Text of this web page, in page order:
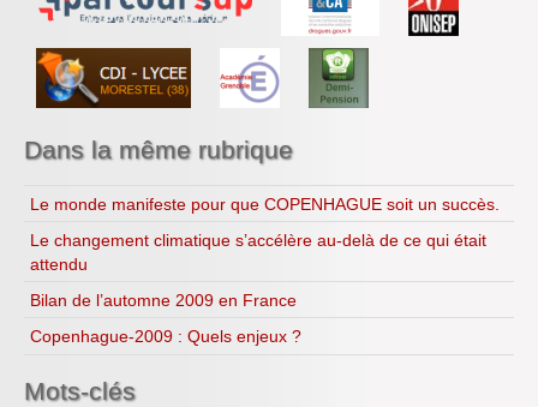
Dans la même rubrique
Le monde manifeste pour que COPENHAGUE soit un succès.
Le changement climatique s’accélère au-delà de ce qui était
attendu
Bilan de l’automne 2009 en France
Copenhague-2009 : Quels enjeux ?
Mots-clés